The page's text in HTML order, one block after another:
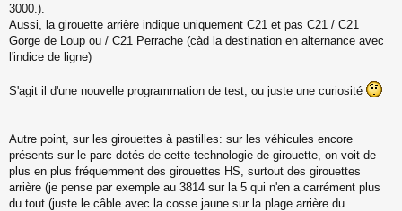
o
n
u
3000.).
Aussi, la girouette arrière indique uniquement C21 et pas C21 / C21
Gorge de Loup ou / C21 Perrache (càd la destination en alternance avec
l'indice de ligne)
S'agit il d'une nouvelle programmation de test, ou juste une curiosité
Autre point, sur les girouettes à pastilles: sur les véhicules encore
présents sur le parc dotés de cette technologie de girouette, on voit de
plus en plus fréquemment des girouettes HS, surtout des girouettes
arrière (je pense par exemple au 3814 sur la 5 qui n'en a carrément plus
du tout (juste le câble avec la cosse jaune sur la plage arrière du